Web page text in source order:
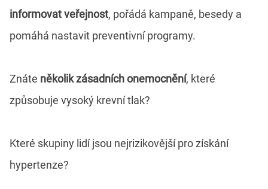
informovat veřejnost, pořádá kampaně, besedy a
pomáhá nastavit preventivní programy.
Znáte několik zásadních onemocnění, které
způsobuje vysoký krevní tlak?
Které skupiny lidí jsou nejrizikovější pro získání
hypertenze?